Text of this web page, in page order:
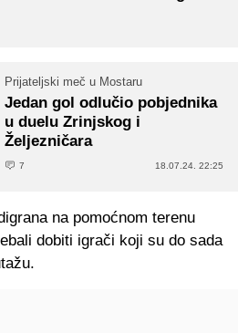
Prijateljski meč u Mostaru
Jedan gol odlučio pobjednika
u duelu Zrinjskog i
Željezničara
7 18.07.24. 22:25
na pomoćnom terenu
dobiti igrači koji su do sada